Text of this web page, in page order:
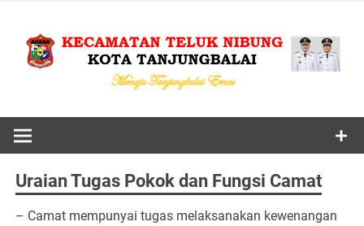
content
TELUK
KOTA
Uraian Tugas Pokok dan Fungsi Camat
– Camat mempunyai tugas melaksanakan kewenangan